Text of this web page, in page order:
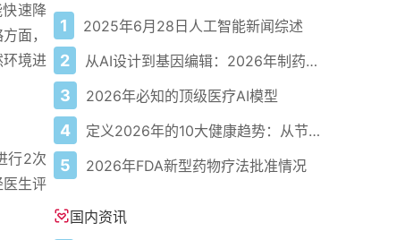
速降
面，
境进
行2次
生评
1 2025年6月28日人工智能新闻综述
2 从AI设计到基因编辑：2026年制药领域重大突破
3 2026年必知的顶级医疗AI模型
4 定义2026年的10大健康趋势：从节律健康到冷热交替疗法
5 2026年FDA新型药物疗法批准情况
国内资讯